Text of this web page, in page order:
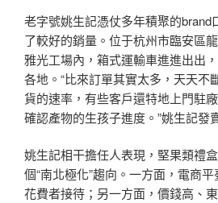
老字號姚生記憑仗多年積聚的brand
了較好的銷量。位于杭州市臨安區
雅光工場內，箱式運輸車進進出出
各地。“比來訂單其實太多，天天不
貨的速率，有些客戶還特地上門駐
確認產物的生孩子進度。”姚生記發
姚生記相干擔任人表現，堅果類禮
個“南北極化”趨向。一方面，電商
花費者接待；另一方面，價錢高、